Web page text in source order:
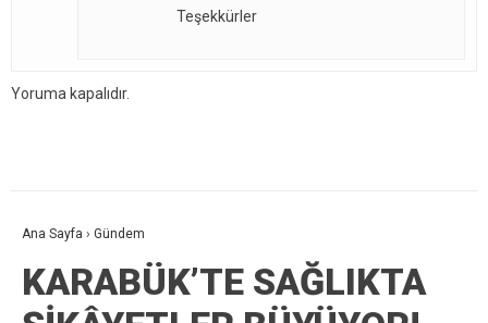
Teşekkürler
Yoruma kapalıdır.
Ana Sayfa › Gündem
KARABÜK’TE SAĞLIKTA